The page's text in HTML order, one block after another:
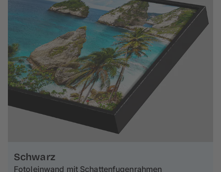
Schwarz
Fotoleinwand mit Schattenfugenrahmen